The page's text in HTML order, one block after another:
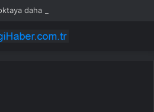
daha EDS geliyor